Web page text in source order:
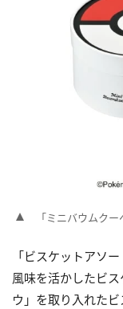
「ミニバウムク
「ビスケットアソ
風味を活かしたビ
ウ」を取り入れたビ